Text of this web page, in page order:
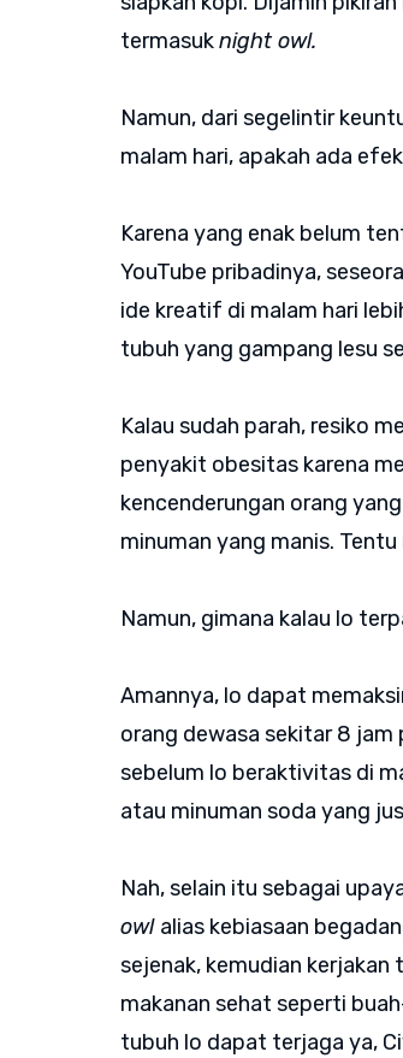
termasuknight owl.
Namun, dari segelintir
malam hari, apakah ada
Karena yang enak belum
YouTube pribadinya,
ide kreatif di malam hari
tubuh yang gampang lesu
Kalau sudah parah, resiko
penyakit obesitas karena
kencenderungan orang
minuman yang manis.
Namun, gimana kalau lo
Amannya, lo dapat
orang dewasa sekitar 8 jam
sebelum lo beraktivitas di
atau minuman soda yang
Nah, selain itu sebagai
owl alias kebiasaan
sejenak, kemudian
makanan sehat seperti
tubuh lo dapat terjaga ya,